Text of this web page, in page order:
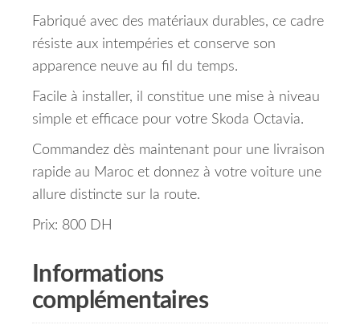
Fabriqué avec des matériaux durables, ce cadre
résiste aux intempéries et conserve son
apparence neuve au fil du temps.
Facile à installer, il constitue une mise à niveau
simple et efficace pour votre Skoda Octavia.
Commandez dès maintenant pour une livraison
rapide au Maroc et donnez à votre voiture une
allure distincte sur la route.
Prix: 800 DH
Informations
complémentaires